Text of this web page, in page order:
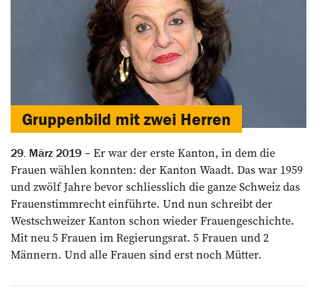
Gruppenbild mit zwei Herren
29. März 2019
Er war der erste Kanton, in dem die
Frauen wählen konnten: der Kanton Waadt. Das war 1959
und zwölf Jahre bevor schliesslich die ganze Schweiz das
Frauenstimmrecht einführte. Und nun schreibt der
Westschweizer Kanton schon wieder Frauengeschichte.
Mit neu 5 Frauen im Regierungsrat. 5 Frauen und 2
Männern. Und alle Frauen sind erst noch Mütter.